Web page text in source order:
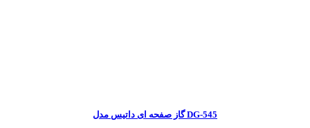
گاز صفحه ای داتیس مدل DG-545